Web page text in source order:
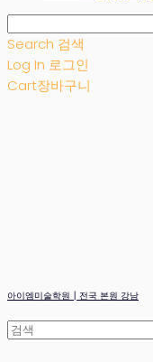
Search 검색
Log In 로그인
Cart장바구니
아이엠미술학원┃전국 본원 강남